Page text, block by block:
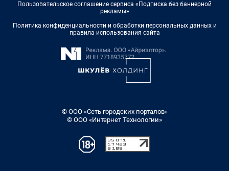
Пользовательское соглашение сервиса «Подписка без баннерной
рекламы»
Политика конфиденциальности и обработки персональных данных и
правила использования сайта
© ООО «Сеть городских порталов»
© ООО «Интернет Технологии»